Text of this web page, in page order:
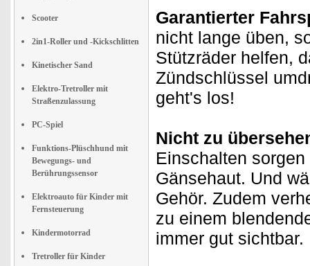
Scooter
2in1-Roller und -Kickschlitten
Kinetischer Sand
Elektro-Tretroller mit
Straßenzulassung
PC-Spiel
Funktions-Plüschhund mit
Bewegungs- und
Berührungssensor
Elektroauto für Kinder mit
Fernsteuerung
Kindermotorrad
Tretroller für Kinder
Garantierter
nicht lange üben,
Stützräder helfen,
Zündschlüssel
geht's los!
Nicht zu
Einschalten
Gänsehaut. Und
Gehör. Zudem
zu einem
immer gut sichtbar.